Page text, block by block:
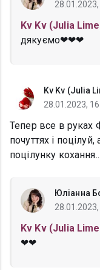
Kv Kv (Julia
дякуємо❤❤❤
Kv Kv (Julia
28.01.2023,
Тепер все в руках
почуттях і
поцілунку кохання...
Юліанна
Kv Kv (Julia
❤❤